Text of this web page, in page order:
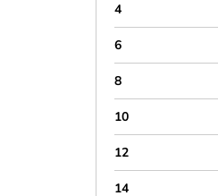
4
6
8
10
12
14